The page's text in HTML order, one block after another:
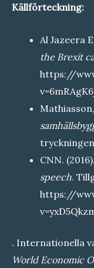
Källförteckning:
Al Jazeera
the Brexit
https://
CNN. (2016).
speech.
https://
. Internationella
World Economic